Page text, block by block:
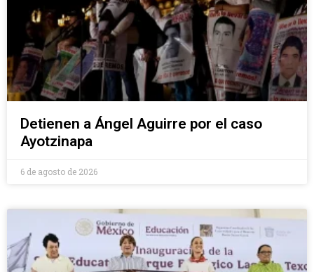
Detienen a Ángel Aguirre por el caso
Ayotzinapa
6 de agosto de 2026